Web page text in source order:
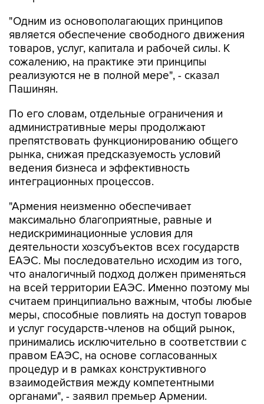
"Одним из основополагающих принципов
является обеспечение свободного движения
товаров, услуг, капитала и рабочей силы. К
сожалению, на практике эти принципы
реализуются не в полной мере", - сказал
Пашинян.
По его словам, отдельные ограничения и
административные меры продолжают
препятствовать функционированию общего
рынка, снижая предсказуемость условий
ведения бизнеса и эффективность
интеграционных процессов.
"Армения неизменно обеспечивает
максимально благоприятные, равные и
недискриминационные условия для
деятельности хозсубъектов всех государств
ЕАЭС. Мы последовательно исходим из того,
что аналогичный подход должен применяться
на всей территории ЕАЭС. Именно поэтому мы
считаем принципиально важным, чтобы любые
меры, способные повлиять на доступ товаров
и услуг государств-членов на общий рынок,
принимались исключительно в соответствии с
правом ЕАЭС, на основе согласованных
процедур и в рамках конструктивного
взаимодействия между компетентными
органами", - заявил премьер Армении.